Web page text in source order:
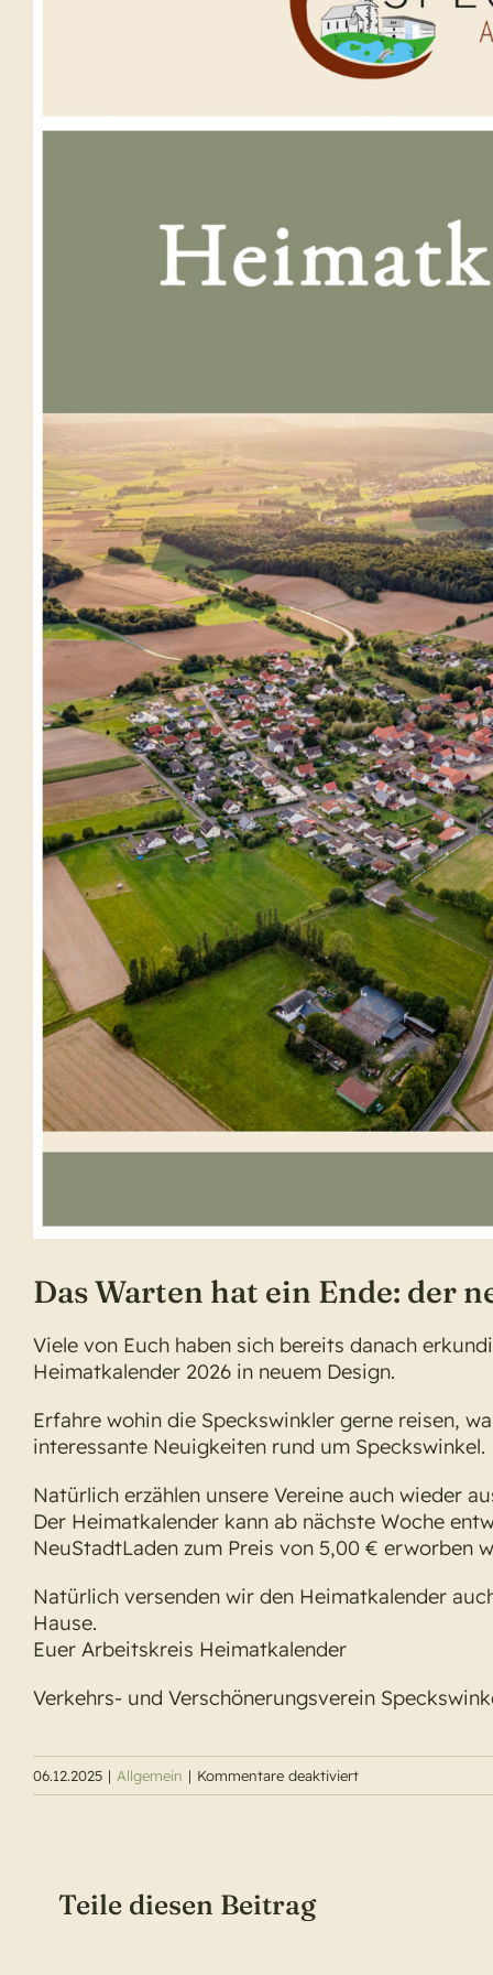
Das Warten hat ein Ende: der
Viele von Euch haben sich bereits danach
Heimatkalender 2026 in neuem Design.
Erfahre wohin die Speckswinkler gerne reisen,
interessante Neuigkeiten rund um Speckswinkel.
Natürlich erzählen unsere Vereine auch wieder
Der Heimatkalender kann ab nächste Woche
NeuStadtLaden zum Preis von 5,00 € erworben
Natürlich versenden wir den Heimatkalender
Hause.
Euer Arbeitskreis Heimatkalender
Verkehrs- und Verschönerungsverein
06.12.2025 | Allgemein | Kommentare deaktiviertfür
Das
Teile diesen Beitrag